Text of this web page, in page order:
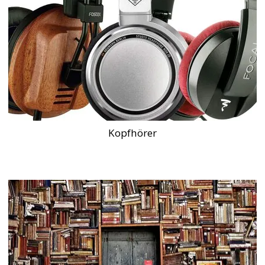
Kopfhörer